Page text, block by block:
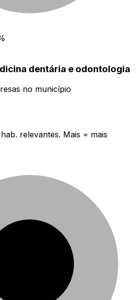
dentária e odontologia
no município
relevantes. Mais = mais